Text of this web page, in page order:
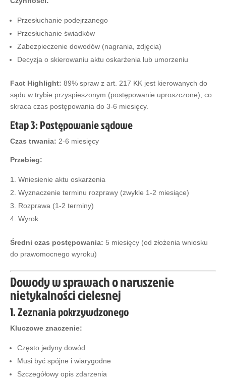
Przesłuchanie podejrzanego
Przesłuchanie świadków
Zabezpieczenie dowodów (nagrania, zdjęcia)
Decyzja o skierowaniu aktu oskarżenia lub umorzeniu
Fact Highlight: 89% spraw z art. 217 KK jest kierowanych do
sądu w trybie przyspieszonym (postępowanie uproszczone), co
skraca czas postępowania do 3-6 miesięcy.
Etap 3: Postępowanie sądowe
Czas trwania: 2-6 miesięcy
Przebieg:
Wniesienie aktu oskarżenia
Wyznaczenie terminu rozprawy (zwykle 1-2 miesiące)
Rozprawa (1-2 terminy)
Wyrok
Średni czas postępowania: 5 miesięcy (od złożenia wniosku
do prawomocnego wyroku)
Dowody w sprawach o naruszenie
nietykalności cielesnej
1. Zeznania pokrzywdzonego
Kluczowe znaczenie:
Często jedyny dowód
Musi być spójne i wiarygodne
Szczegółowy opis zdarzenia